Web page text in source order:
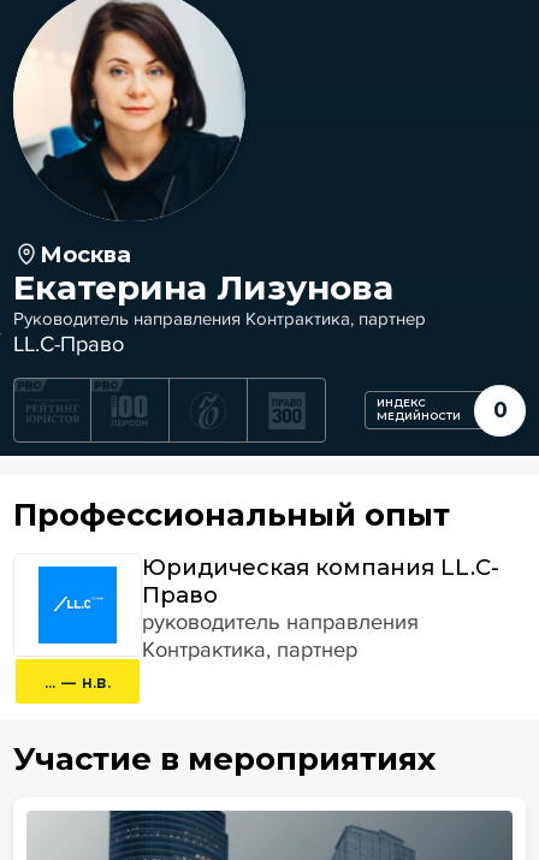
Москва
Екатерина Лизунова
Руководитель направления Контрактика, партнер
LL.C-Право
ИНДЕКС
МЕДИЙНОСТИ
0
Профессиональный опыт
... — н.в.
Юридическая компания LL.C-
Право
руководитель направления
Контрактика, партнер
Участие в мероприятиях